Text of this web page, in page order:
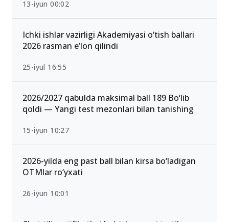
Qabul-2026: Eng past o‘tish ballari bilan kirish
mumkin bo‘lgan yo‘nalishlar
13-iyun 00:02
Ichki ishlar vazirligi Akademiyasi o‘tish ballari
2026 rasman e’lon qilindi
25-iyul 16:55
2026/2027 qabulda maksimal ball 189 Bo‘lib
qoldi — Yangi test mezonlari bilan tanishing
15-iyun 10:27
2026-yilda eng past ball bilan kirsa bo‘ladigan
OTMlar ro‘yxati